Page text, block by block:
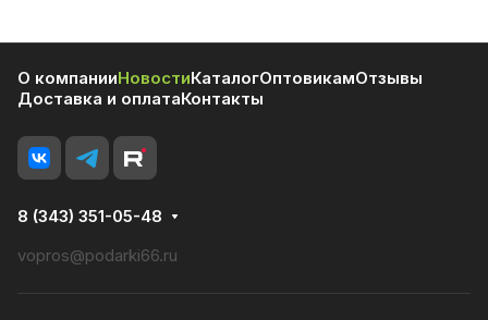
О компанииНовостиКаталогОптовикамОтзывы
Доставка и оплатаКонтакты
8 (343) 351-05-48
vopros@podarki66.ru